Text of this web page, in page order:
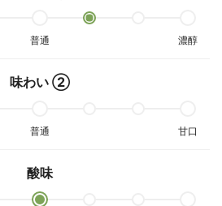
普通 濃醇
味わい ②
普通 甘口
酸味